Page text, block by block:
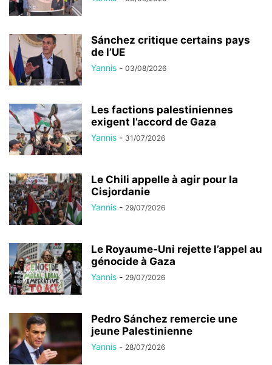
Sánchez critique certains pays
de l’UE
Yannis - 03/08/2026
Les factions palestiniennes
exigent l’accord de Gaza
Yannis - 31/07/2026
Le Chili appelle à agir pour la
Cisjordanie
Yannis - 29/07/2026
Le Royaume-Uni rejette l’appel au
génocide à Gaza
Yannis - 29/07/2026
Pedro Sánchez remercie une
jeune Palestinienne
Yannis - 28/07/2026